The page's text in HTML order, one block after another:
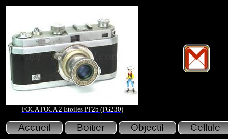
FOCA FOCA 2 Etoiles PF2b (FG230)